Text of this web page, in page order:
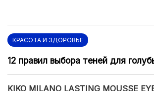
КРАСОТА И ЗДОРОВЬЕ
12 правил выбора теней для
KIKO MILANO LASTING MOUSSE